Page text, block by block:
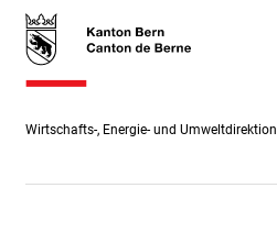
Direkt
zum
Inhalt
skiplink.toNavigation
skiplink.toStartPage
Direkt
Suche
Wirtschafts-, Energie- und Umweltdirektion